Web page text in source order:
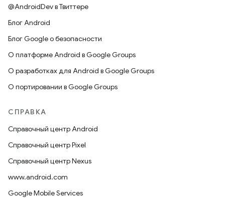
@AndroidDev в Твиттере
Блог Android
Блог Google о безопасности
О платформе Android в Google Groups
О разработках для Android в Google Groups
О портировании в Google Groups
СПРАВКА
Справочный центр Android
Справочный центр Pixel
Справочный центр Nexus
www.android.com
Google Mobile Services